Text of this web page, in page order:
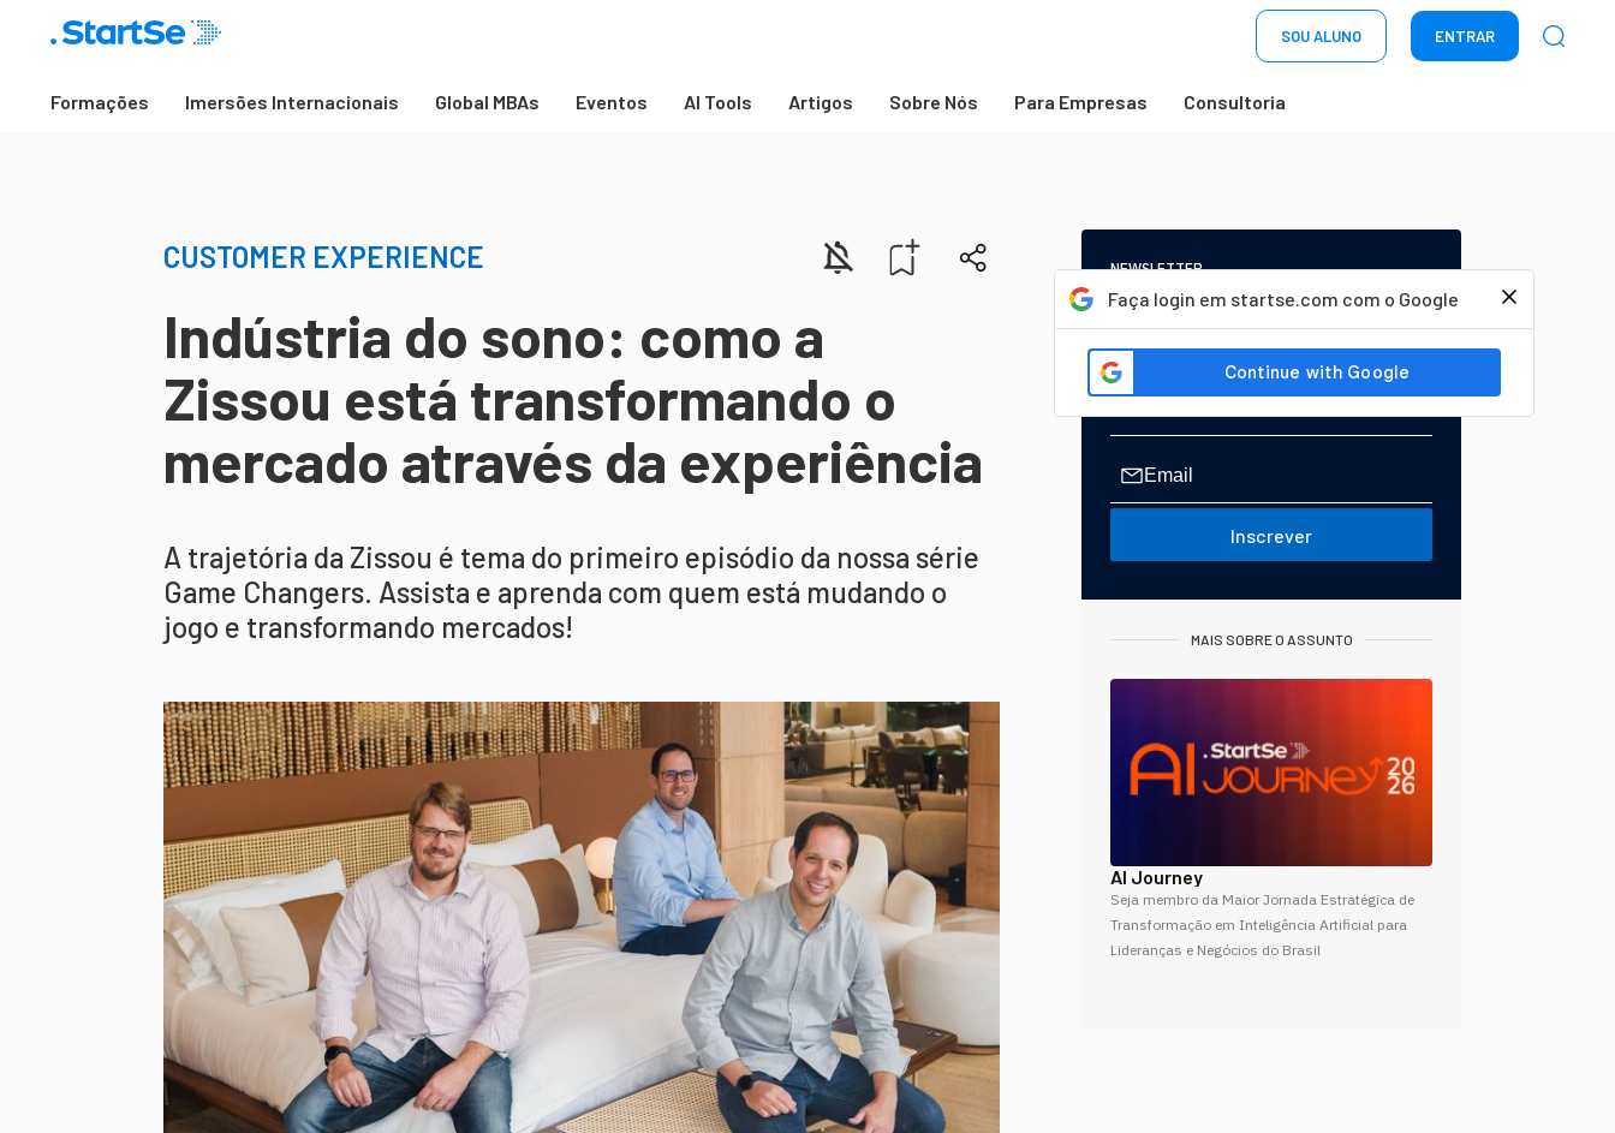
SOU ALUNO ENTRAR
Formações Imersões Internacionais Global MBAs Eventos AI Tools Artigos Sobre Nós Para Empresas Consultoria
Faça login em startse.com com o Google
CUSTOMER EXPERIENCE
Indústria do sono: como a
Zissou está transformando o
mercado através da experiência
A trajetória da Zissou é tema do primeiro episódio da nossa série
Game Changers. Assista e aprenda com quem está mudando o
jogo e transformando mercados!
NEWSLETTER
Start Seu dia:
A Newsletter do AGORA!
Inscrever
MAIS SOBRE O ASSUNTO
AI Journey
Seja membro da Maior Jornada Estratégica de
Transformação em Inteligência Artificial para
Lideranças e Negócios do Brasil